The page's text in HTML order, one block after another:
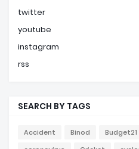
twitter
youtube
instagram
rss
SEARCH BY TAGS
Accident Binod Budget21